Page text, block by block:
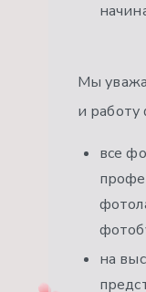
Мы
и
все
на